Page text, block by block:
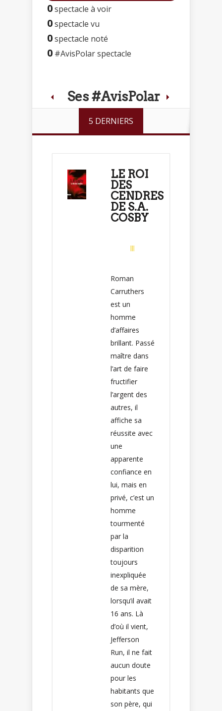
0spectacle à voir
0spectacle vu
0spectacle noté
0 #AvisPolar spectacle
Ses #AvisPolar
5 DERNIERS
LE ROI
DES
CENDRES
DE S.A.
COSBY
Roman
Carruthers
est un
homme
d’affaires
brillant. Passé
maître dans
l’art de faire
fructifier
l’argent des
autres, il
affiche sa
réussite avec
une
apparente
confiance en
lui, mais en
privé, c’est un
homme
tourmenté
par la
disparition
toujours
inexpliquée
de sa mère,
lorsqu’il avait
16 ans. Là
d’où il vient,
Jefferson
Run, il ne fait
aucun doute
pour les
habitants que
son père, qui